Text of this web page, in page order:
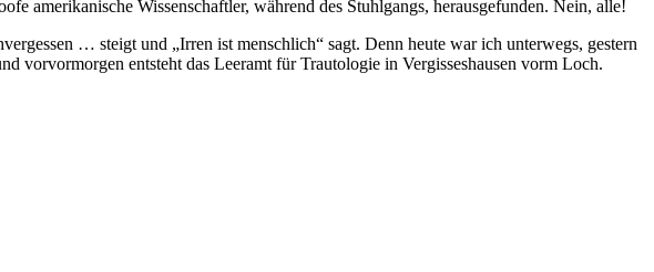
amerikanische Wissenschaftler, während des Stuhlgangs, herausgefunden. Nein, alle!
… steigt und „Irren ist menschlich“ sagt. Denn heute war ich unterwegs, gestern
vorvormorgen entsteht das Leeramt für Trautologie in Vergisseshausen vorm Loch.